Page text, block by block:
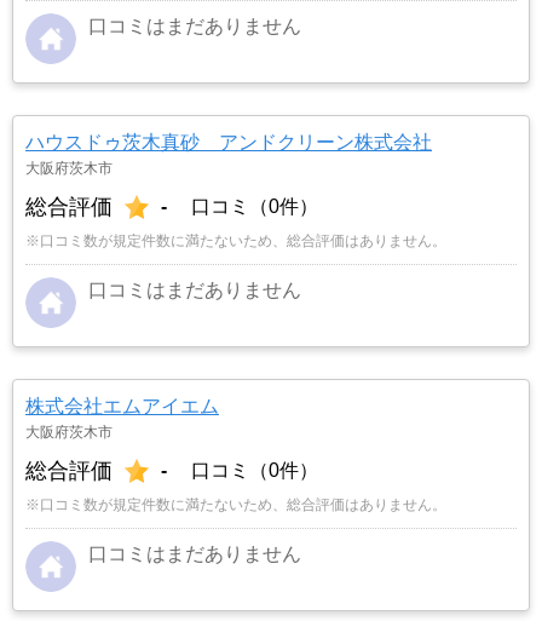
口コミはまだありません
ハウスドゥ茨木真砂 アンドクリーン株式会社
大阪府茨木市
総合評価 - 口コミ（0件）
※口コミ数が規定件数に満たないため、総合評価はありません。
口コミはまだありません
株式会社エムアイエム
大阪府茨木市
総合評価 - 口コミ（0件）
※口コミ数が規定件数に満たないため、総合評価はありません。
口コミはまだありません